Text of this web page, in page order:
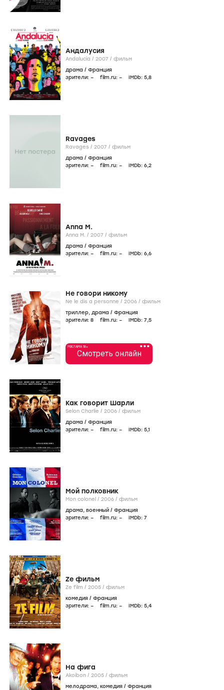
Андалусия
Andalucia / 2007 / фильм
драма / Франция
зрители: – film.ru: – IMDb: 5,8
Ravages
Ravages / 2007 / фильм
драма / Франция
зрители: – film.ru: – IMDb: 6,2
Anna M.
Anna M. / 2007 / фильм
драма / Франция
зрители: – film.ru: – IMDb: 6,6
Не говори никому
Ne le dis а personne / 2006 / фильм
триллер, драма / Франция
зрители: 8 film.ru: – IMDb: 7,5
•••
РЕКЛАМА 18+
Смотреть онлайн
Как говорит Шарли
Selon Charlie / 2006 / фильм
драма / Франция
зрители: – film.ru: – IMDb: 5,1
Мой полковник
Mon colonel / 2006 / фильм
драма, военный / Франция
зрители: – film.ru: – IMDb: 7
Ze фильм
Ze film / 2005 / фильм
комедия / Франция
зрители: – film.ru: – IMDb: 5,4
На фига
Akoibon / 2005 / фильм
мелодрама, комедия / Франция